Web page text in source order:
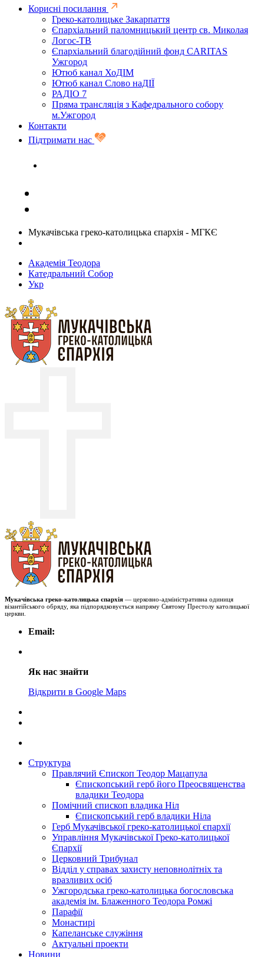
Корисні посилання
Греко-католицьке Закарпаття
Єпархіальний паломницький центр св. Миколая
Логос-ТВ
Єпархіальний благодійний фонд CARITAS
Ужгород
Ютюб канал ХоДІМ
Ютюб канал Слово наДІЇ
РАДІО 7
Пряма трансляція з Кафедрального собору
м.Ужгород
Контакти
Підтримати нас
Мукачівська греко-католицька єпархія - МГКЄ
Академія Теодора
Катедральний Собор
Укр
Мукачівська греко-католицька єпархія — церковно-адміністративна одиниця
візантійського обряду, яка підпорядковується напряму Святому Престолу католицької
церкви.
Email:
Як нас знайти
Відкрити в Google Maps
Структура
Правлячий Єпископ Теодор Мацапула
Єпископський герб його Преосвященства
владики Теодора
Помічний єпископ владика Ніл
Єпископський герб владики Ніла
Герб Мукачівської греко-католицької єпархії
Управління Мукачівської Греко-католицької
Єпархії
Церковний Трибунал
Відділ у справах захисту неповнолітніх та
вразливих осіб
Ужгородська греко-католицька богословська
академія ім. Блаженного Теодора Ромжі
Парафії
Монастирі
Капеланське служіння
Актуальні проекти
Новини